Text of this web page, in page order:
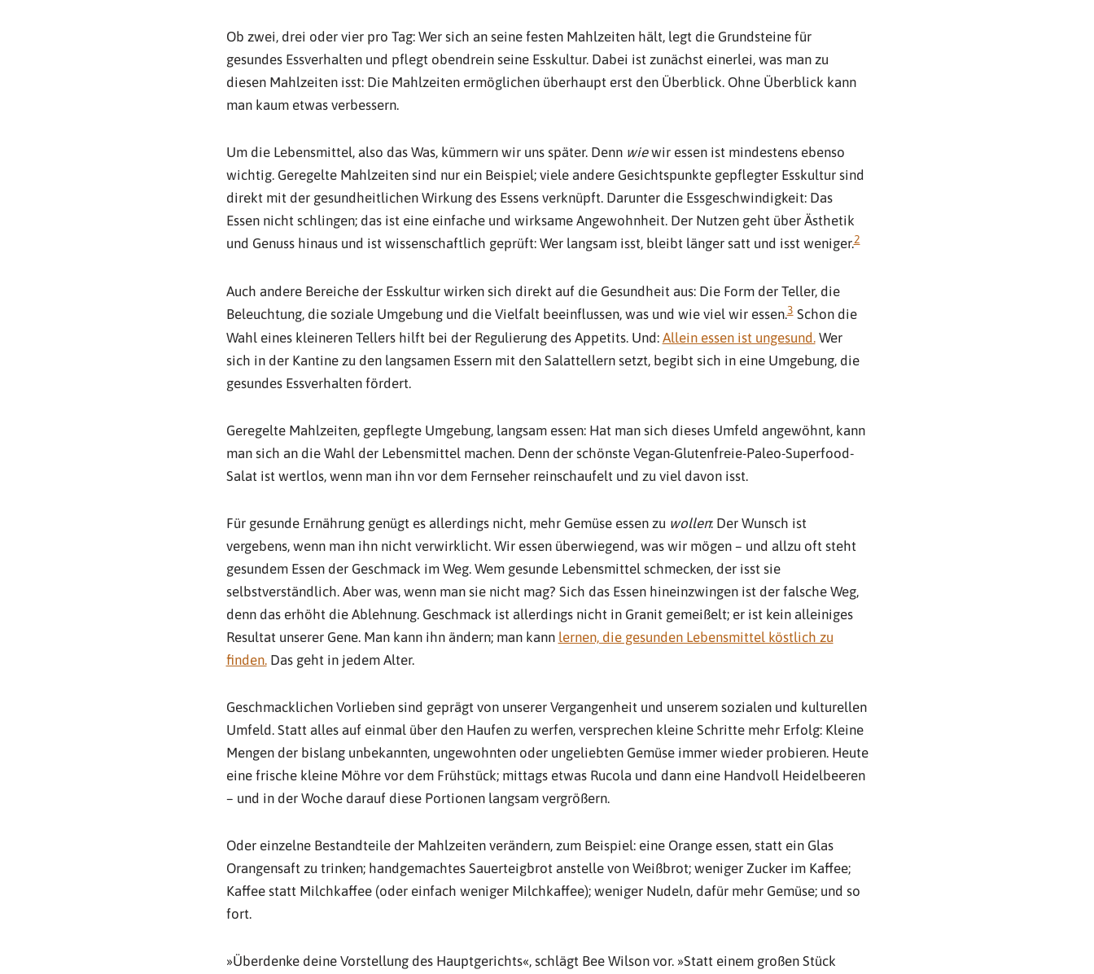
Ob zwei, drei oder vier pro Tag: Wer sich an seine festen Mahlzeiten hält, legt die Grundsteine für
gesundes Essverhalten und pflegt obendrein seine Esskultur. Dabei ist zunächst einerlei, was man zu
diesen Mahlzeiten isst: Die Mahlzeiten ermöglichen überhaupt erst den Überblick. Ohne Überblick kann
man kaum etwas verbessern.
Um die Lebensmittel, also das Was, kümmern wir uns später. Denn wiewir essen ist mindestens ebenso
wichtig. Geregelte Mahlzeiten sind nur ein Beispiel; viele andere Gesichtspunkte gepflegter Esskultur sind
direkt mit der gesundheitlichen Wirkung des Essens verknüpft. Darunter die Essgeschwindigkeit: Das
Essen nicht schlingen; das ist eine einfache und wirksame Angewohnheit. Der Nutzen geht über Ästhetik
und Genuss hinaus und ist wissenschaftlich geprüft: Wer langsam isst, bleibt länger satt und isst weniger.2
Auch andere Bereiche der Esskultur wirken sich direkt auf die Gesundheit aus: Die Form der Teller, die
Beleuchtung, die soziale Umgebung und die Vielfalt beeinflussen, was und wie viel wir essen.3Schon die
Wahl eines kleineren Tellers hilft bei der Regulierung des Appetits. Und: Allein essen ist ungesund.Wer
sich in der Kantine zu den langsamen Essern mit den Salattellern setzt, begibt sich in eine Umgebung, die
gesundes Essverhalten fördert.
Geregelte Mahlzeiten, gepflegte Umgebung, langsam essen: Hat man sich dieses Umfeld angewöhnt, kann
man sich an die Wahl der Lebensmittel machen. Denn der schönste Vegan-Glutenfreie-Paleo-Superfood-
Salat ist wertlos, wenn man ihn vor dem Fernseher reinschaufelt und zu viel davon isst.
Für gesunde Ernährung genügt es allerdings nicht, mehr Gemüse essen zu wollen: Der Wunsch ist
vergebens, wenn man ihn nicht verwirklicht. Wir essen überwiegend, was wir mögen – und allzu oft steht
gesundem Essen der Geschmack im Weg. Wem gesunde Lebensmittel schmecken, der isst sie
selbstverständlich. Aber was, wenn man sie nicht mag? Sich das Essen hineinzwingen ist der falsche Weg,
denn das erhöht die Ablehnung. Geschmack ist allerdings nicht in Granit gemeißelt; er ist kein alleiniges
Resultat unserer Gene. Man kann ihn ändern; man kann lernen, die gesunden Lebensmittel köstlich zu
finden.Das geht in jedem Alter.
Geschmacklichen Vorlieben sind geprägt von unserer Vergangenheit und unserem sozialen und kulturellen
Umfeld. Statt alles auf einmal über den Haufen zu werfen, versprechen kleine Schritte mehr Erfolg: Kleine
Mengen der bislang unbekannten, ungewohnten oder ungeliebten Gemüse immer wieder probieren. Heute
eine frische kleine Möhre vor dem Frühstück; mittags etwas Rucola und dann eine Handvoll Heidelbeeren
– und in der Woche darauf diese Portionen langsam vergrößern.
Oder einzelne Bestandteile der Mahlzeiten verändern, zum Beispiel: eine Orange essen, statt ein Glas
Orangensaft zu trinken; handgemachtes Sauerteigbrot anstelle von Weißbrot; weniger Zucker im Kaffee;
Kaffee statt Milchkaffee (oder einfach weniger Milchkaffee); weniger Nudeln, dafür mehr Gemüse; und so
fort.
»Überdenke deine Vorstellung des Hauptgerichts«, schlägt Bee Wilson vor. »Statt einem großen Stück